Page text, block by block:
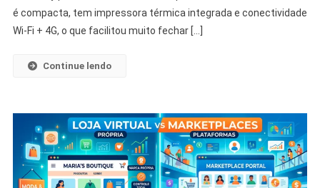
é compacta, tem impressora térmica integrada e conectividade
Wi‑Fi + 4G, o que facilitou muito fechar […]
Continue lendo